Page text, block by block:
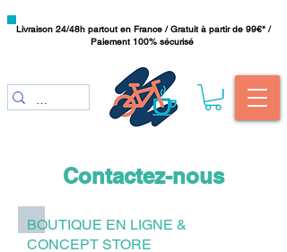
Livraison 24/48h partout en France / Gratuit à partir de 99€* /
Paiement 100% sécurisé
Contactez-nous
BOUTIQUE EN LIGNE &
CONCEPT STORE